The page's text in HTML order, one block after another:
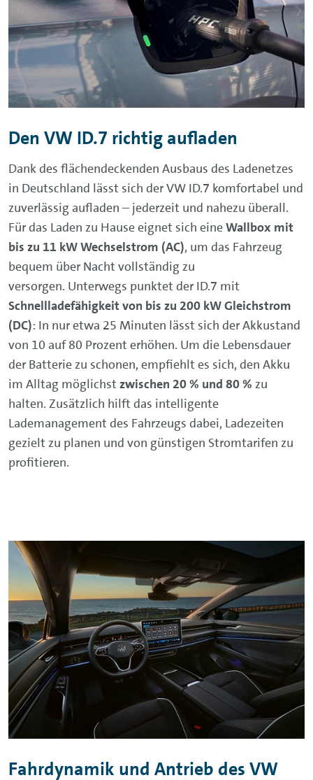
Den VW ID.7 richtig aufladen
Dank des flächendeckenden Ausbaus des Ladenetzes
in Deutschland lässt sich der VW ID.7 komfortabel und
zuverlässig aufladen – jederzeit und nahezu überall.
Für das Laden zu Hause eignet sich eineWallbox mit
bis zu 11 kW Wechselstrom (AC), um das Fahrzeug
bequem über Nacht vollständig zu
versorgen. Unterwegs punktet der ID.7 mit
Schnellladefähigkeit von bis zu 200 kW Gleichstrom
(DC): In nur etwa 25 Minuten lässt sich der Akkustand
von 10 auf 80 Prozent erhöhen. Um die Lebensdauer
der Batterie zu schonen, empfiehlt es sich, den Akku
im Alltag möglichst zwischen 20 % und 80 % zu
halten. Zusätzlich hilft das intelligente
Lademanagement des Fahrzeugs dabei, Ladezeiten
gezielt zu planen und von günstigen Stromtarifen zu
profitieren.
Fahrdynamik und Antrieb des VW